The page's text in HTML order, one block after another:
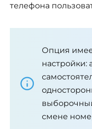
телефона
Опция
настройки:
смене